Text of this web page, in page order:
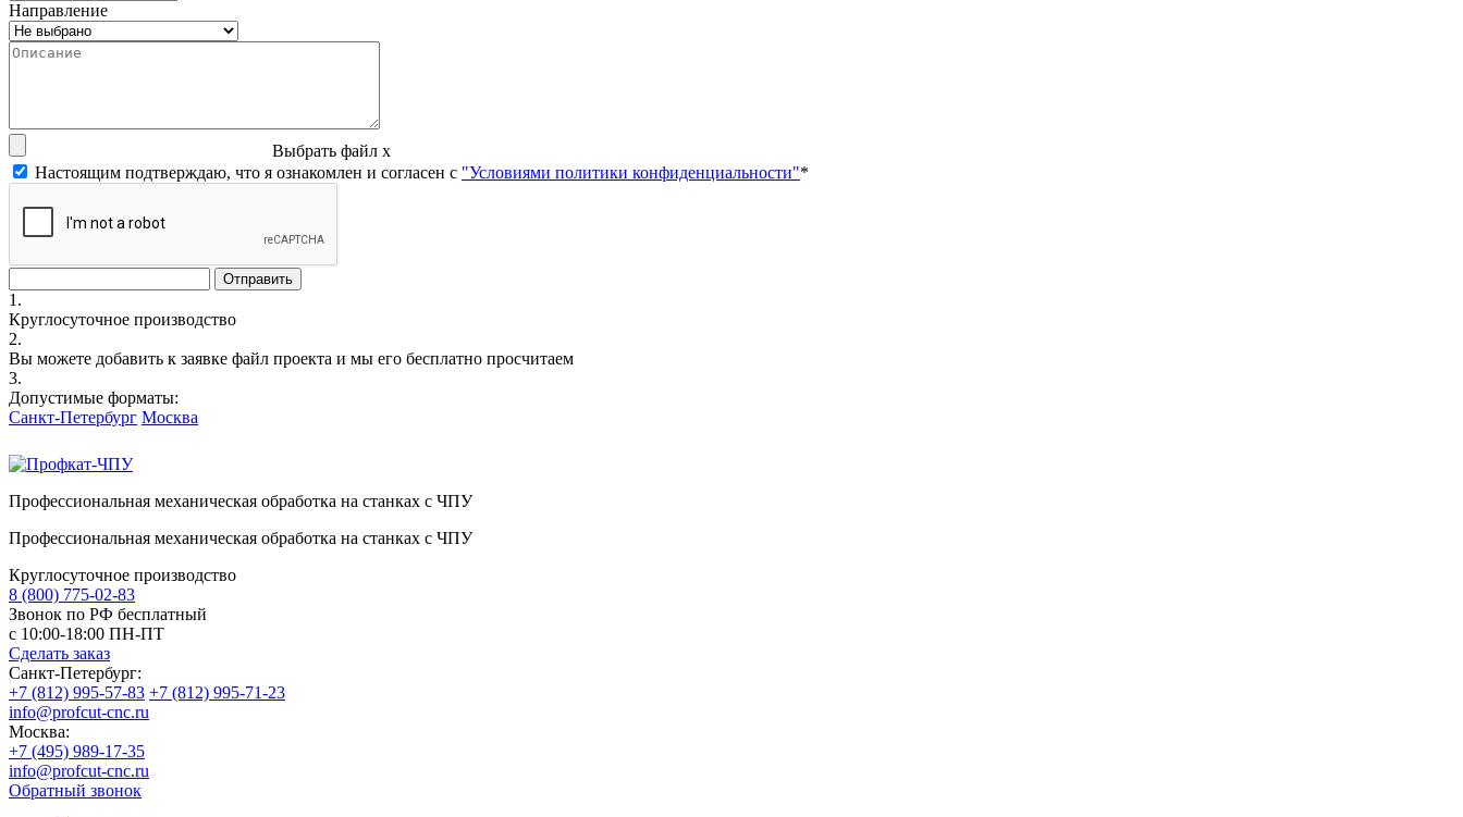
Направление
Выбрать файл x
Настоящим подтверждаю, что я ознакомлен и согласен с "Условиями политики конфиденциальности"*
1.
Круглосуточное производство
2.
Вы можете добавить к заявке файл проекта и мы его бесплатно просчитаем
3.
Допустимые форматы:
Санкт-Петербург Москва
Профессиональная механическая обработка на станках с ЧПУ
Профессиональная механическая обработка на станках с ЧПУ
Круглосуточное производство
8 (800) 775-02-83
Звонок по РФ бесплатный
с 10:00-18:00 ПН-ПТ
Сделать заказ
Санкт-Петербург:
+7 (812) 995-57-83 +7 (812) 995-71-23
info@profcut-cnc.ru
Москва:
+7 (495) 989-17-35
info@profcut-cnc.ru
Обратный звонок